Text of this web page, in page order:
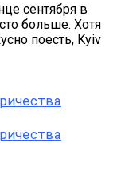
сентября в
больше. Хотя
поесть, Kyiv